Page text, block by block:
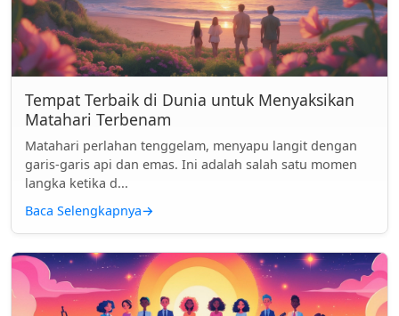
Tempat Terbaik di Dunia untuk Menyaksikan
Matahari Terbenam
Matahari perlahan tenggelam, menyapu langit dengan
garis-garis api dan emas. Ini adalah salah satu momen
langka ketika d...
Baca Selengkapnya→